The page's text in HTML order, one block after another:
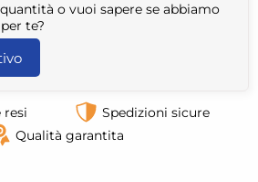
o vuoi sapere se abbiamo
te?
resi
Spedizioni sicure
Qualità garantita